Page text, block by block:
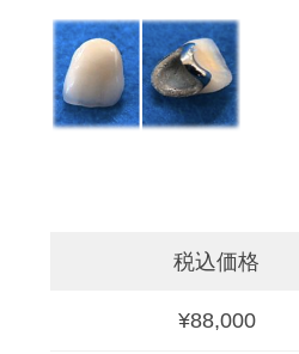
税込価格
¥88,000